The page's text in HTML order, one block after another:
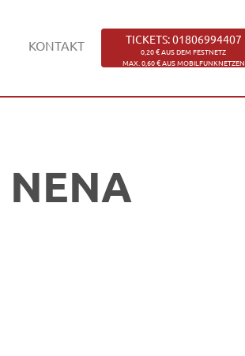
KONTAKT TICKETS: 01806994407
0,20 € AUS DEM FESTNETZ
MAX. 0,60 € AUS MOBILFUNKNETZEN
NENA